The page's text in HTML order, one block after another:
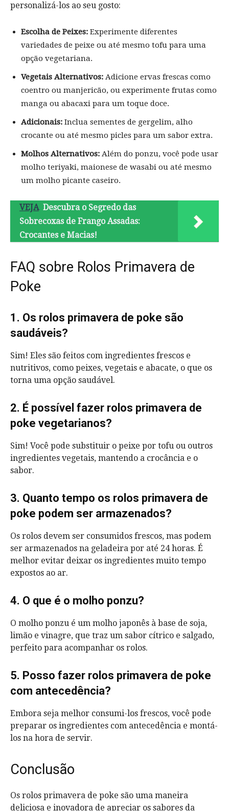
personalizá-los ao seu gosto:
Escolha de Peixes: Experimente diferentes
variedades de peixe ou até mesmo tofu para uma
opção vegetariana.
Vegetais Alternativos: Adicione ervas frescas como
coentro ou manjericão, ou experimente frutas como
manga ou abacaxi para um toque doce.
Adicionais: Inclua sementes de gergelim, alho
crocante ou até mesmo picles para um sabor extra.
Molhos Alternativos: Além do ponzu, você pode usar
molho teriyaki, maionese de wasabi ou até mesmo
um molho picante caseiro.
VEJA Descubra o Segredo das
Sobrecoxas de Frango Assadas:
Crocantes e Macias!
FAQ sobre Rolos Primavera de
Poke
1. Os rolos primavera de poke são
saudáveis?
Sim! Eles são feitos com ingredientes frescos e
nutritivos, como peixes, vegetais e abacate, o que os
torna uma opção saudável.
2. É possível fazer rolos primavera de
poke vegetarianos?
Sim! Você pode substituir o peixe por tofu ou outros
ingredientes vegetais, mantendo a crocância e o
sabor.
3. Quanto tempo os rolos primavera de
poke podem ser armazenados?
Os rolos devem ser consumidos frescos, mas podem
ser armazenados na geladeira por até 24 horas. É
melhor evitar deixar os ingredientes muito tempo
expostos ao ar.
4. O que é o molho ponzu?
O molho ponzu é um molho japonês à base de soja,
limão e vinagre, que traz um sabor cítrico e salgado,
perfeito para acompanhar os rolos.
5. Posso fazer rolos primavera de poke
com antecedência?
Embora seja melhor consumi-los frescos, você pode
preparar os ingredientes com antecedência e montá-
los na hora de servir.
Conclusão
Os rolos primavera de poke são uma maneira
deliciosa e inovadora de apreciar os sabores da